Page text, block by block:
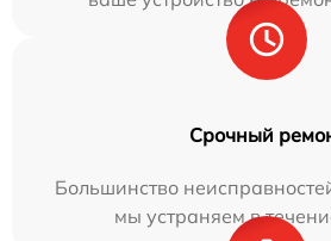
Срочный
Большинство
мы устраняем в